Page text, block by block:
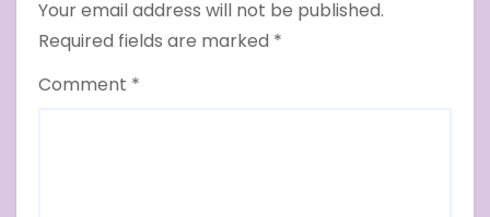
Your email address will not be published.
Required fields are marked *
Comment *